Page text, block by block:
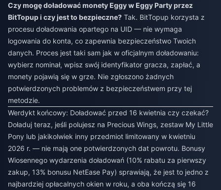
Czy mogę doładować monety Eggy w Eggy Party przez
BitTopup i czy jest to bezpieczne? Tak. BitTopup korzysta z
procesu doładowania opartego na UID — nie wymaga
logowania do konta, co zapewnia bezpieczeństwo Twoich
danych. Proces jest taki sam jak w oficjalnym doładowaniu:
wybierz nominał, wpisz swój identyfikator gracza, zapłać, a
monety pojawią się w grze. Nie zgłoszono żadnych
potwierdzonych problemów z bezpieczeństwem przy tej
metodzie.
Werdykt końcowy: Doładować przed 16 kwietnia czy czekać?
Doładuj teraz, jeśli polujesz na Precious Wings, zestaw My Little
Pony lub jakikolwiek inny przedmiot limitowany w kwietniu
2026 r. — nie mają one potwierdzonych dat powrotu. Bonusy
Wiosennego wydarzenia doładowań (10% rabatu za pierwszy
zakup, 13% bonusu NetEase Pay) sprawiają, że jest to jedno z
najbardziej opłacalnych okien w roku, a oba kończą się 16